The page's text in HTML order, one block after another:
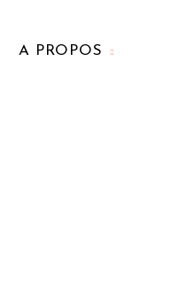
A PROPOS